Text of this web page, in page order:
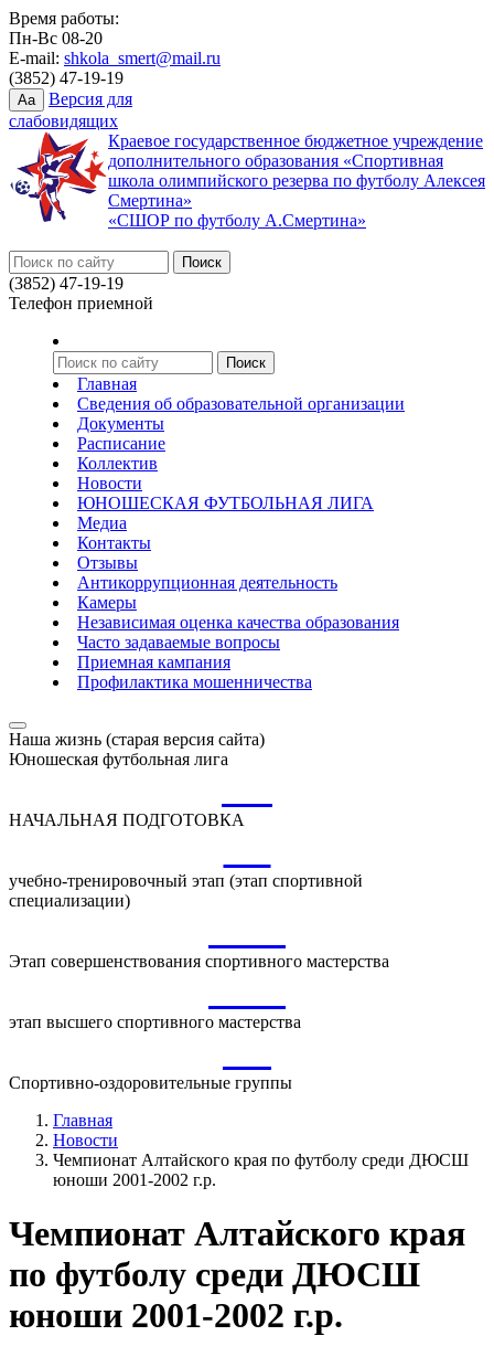
Время работы:
Пн-Вс 08-20
E-mail: shkola_smert@mail.ru
(3852) 47-19-19
Aa
Версия для
слабовидящих
Краевое государственное бюджетное учреждение
дополнительного образования «Спортивная
школа олимпийского резерва по футболу Алексея
Смертина»
«СШОР по футболу А.Смертина»
(3852) 47-19-19
Телефон приемной
Главная
Сведения об образовательной организации
Документы
Расписание
Коллектив
Новости
ЮНОШЕСКАЯ ФУТБОЛЬНАЯ ЛИГА
Медиа
Контакты
Отзывы
Антикоррупционная деятельность
Камеры
Независимая оценка качества образования
Часто задаваемые вопросы
Приемная кампания
Профилактика мошенничества
Наша жизнь (старая версия сайта)
Юношеская футбольная лига
НАЧАЛЬНАЯ ПОДГОТОВКА
учебно-тренировочный этап (этап спортивной
специализации)
Этап совершенствования спортивного мастерства
этап высшего спортивного мастерства
Спортивно-оздоровительные группы
Главная
Новости
Чемпионат Алтайского края по футболу среди ДЮСШ
юноши 2001-2002 г.р.
Чемпионат Алтайского края
по футболу среди ДЮСШ
юноши 2001-2002 г.р.